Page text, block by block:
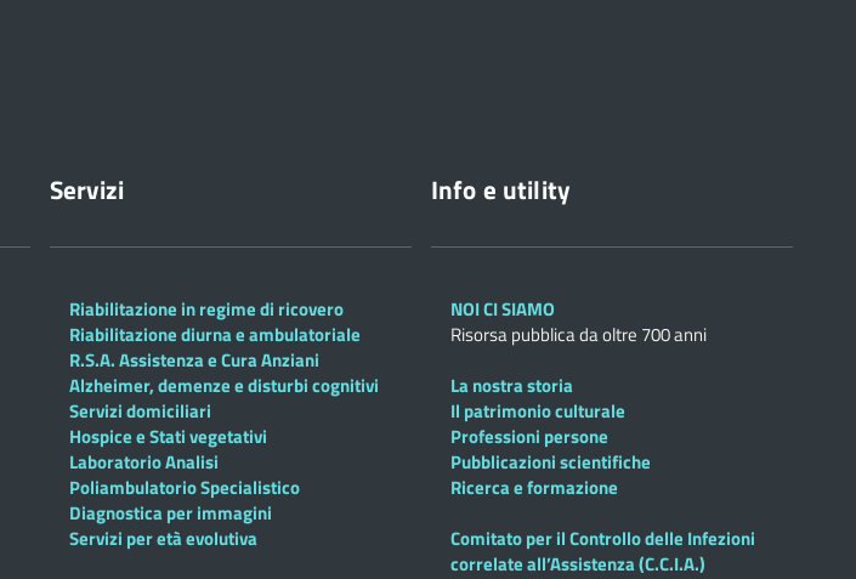
Servizi
Riabilitazione in regime di ricovero
Riabilitazione diurna e ambulatoriale
R.S.A. Assistenza e Cura Anziani
Alzheimer, demenze e disturbi cognitivi
Servizi domiciliari
Hospice e Stati vegetativi
Laboratorio Analisi
Poliambulatorio Specialistico
Diagnostica per immagini
Servizi per età evolutiva
Info e utility
NOI CI SIAMO
Risorsa pubblica da oltre 700 anni
La nostra storia
Il patrimonio culturale
Professioni persone
Pubblicazioni scientifiche
Ricerca e formazione
Comitato per il Controllo delle Infezioni
correlate all’Assistenza (C.C.I.A.)